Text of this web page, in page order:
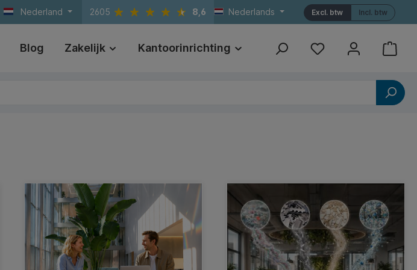
Nederland 2605 8,6 Nederlands Incl. btw
Excl. btw
Blog Zakelijk Kantoorinrichting Print Referenties